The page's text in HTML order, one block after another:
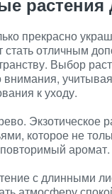
прекрасно
стать отличным
Выбор
внимания,
к уходу.
Экзотическое
которое не
аромат.
с длинными